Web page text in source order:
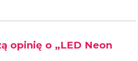
opinię o „LED Neon